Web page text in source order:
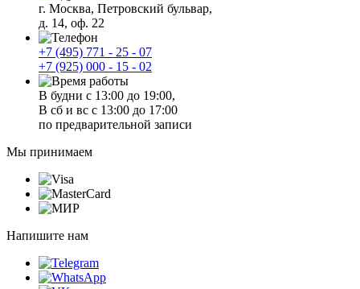
г. Москва, Петровский бульвар,
д. 14, оф. 22
+7 (495) 771 - 25 - 07
+7 (925) 000 - 15 - 02
В будни с 13:00 до 19:00,
В сб и вс с 13:00 до 17:00
по предварительной записи
Мы принимаем
Напишите нам